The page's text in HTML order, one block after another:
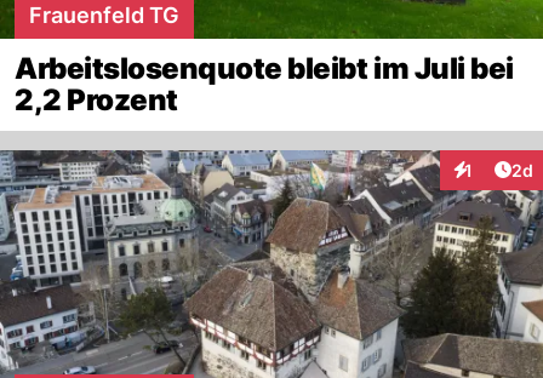
Frauenfeld TG
Arbeitslosenquote bleibt im Juli bei
2,2 Prozent
1 2d